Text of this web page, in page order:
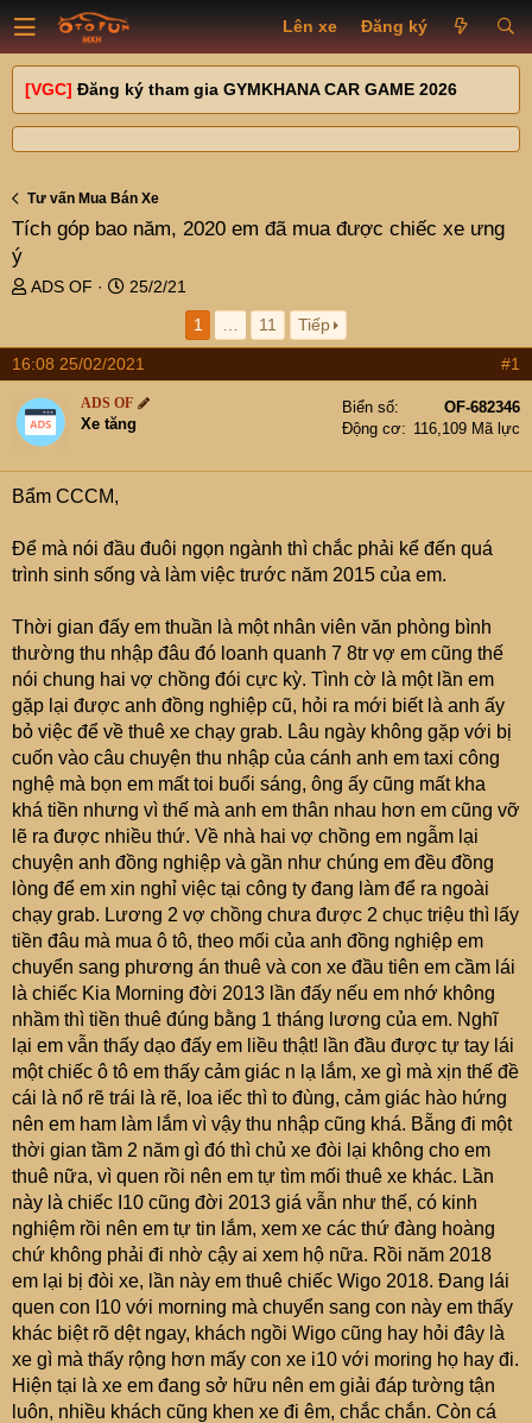
Lên xe Đăng ký
[VGC] Đăng ký tham gia GYMKHANA CAR GAME 2026
Tư vấn Mua Bán Xe
Tích góp bao năm, 2020 em đã mua được chiếc xe ưng
ý
T
e
a
d
s
t
r
r
ADS OF
N
y
g
ử
i
25/2/21
1
11 Tiếp
16:08 25/02/2021 #1
ADS OF
Xe tăng
Biển số
OF-682346
Động cơ
116,109 Mã lực
Bẩm CCCM,
Để mà nói đầu đuôi ngọn ngành thì chắc phải kể đến quá
trình sinh sống và làm việc trước năm 2015 của em.
Thời gian đấy em thuần là một nhân viên văn phòng bình
thường thu nhập đâu đó loanh quanh 7 8tr vợ em cũng thế
nói chung hai vợ chồng đói cực kỳ. Tình cờ là một lần em
gặp lại được anh đồng nghiệp cũ, hỏi ra mới biết là anh ấy
bỏ việc để về thuê xe chạy grab. Lâu ngày không gặp với bị
cuốn vào câu chuyện thu nhập của cánh anh em taxi công
nghệ mà bọn em mất toi buổi sáng, ông ấy cũng mất kha
khá tiền nhưng vì thế mà anh em thân nhau hơn em cũng vỡ
lẽ ra được nhiều thứ. Về nhà hai vợ chồng em ngẫm lại
chuyện anh đồng nghiệp và gần như chúng em đều đồng
lòng để em xin nghỉ việc tại công ty đang làm để ra ngoài
chạy grab. Lương 2 vợ chồng chưa được 2 chục triệu thì lấy
tiền đâu mà mua ô tô, theo mối của anh đồng nghiệp em
chuyển sang phương án thuê và con xe đầu tiên em cầm lái
là chiếc Kia Morning đời 2013 lần đấy nếu em nhớ không
nhầm thì tiền thuê đúng bằng 1 tháng lương của em. Nghĩ
lại em vẫn thấy dạo đấy em liều thật! lần đầu được tự tay lái
một chiếc ô tô em thấy cảm giác n lạ lắm, xe gì mà xịn thế đề
cái là nổ rẽ trái là rẽ, loa iếc thì to đùng, cảm giác hào hứng
nên em ham làm lắm vì vậy thu nhập cũng khá. Bẵng đi một
thời gian tầm 2 năm gì đó thì chủ xe đòi lại không cho em
thuê nữa, vì quen rồi nên em tự tìm mối thuê xe khác. Lần
này là chiếc I10 cũng đời 2013 giá vẫn như thế, có kinh
nghiệm rồi nên em tự tin lắm, xem xe các thứ đàng hoàng
chứ không phải đi nhờ cậy ai xem hộ nữa. Rồi năm 2018
em lại bị đòi xe, lần này em thuê chiếc Wigo 2018. Đang lái
quen con I10 với morning mà chuyển sang con này em thấy
khác biệt rõ dệt ngay, khách ngồi Wigo cũng hay hỏi đây là
xe gì mà thấy rộng hơn mấy con xe i10 với moring họ hay đi.
Hiện tại là xe em đang sở hữu nên em giải đáp tường tận
luôn, nhiều khách cũng khen xe đi êm, chắc chắn. Còn cá